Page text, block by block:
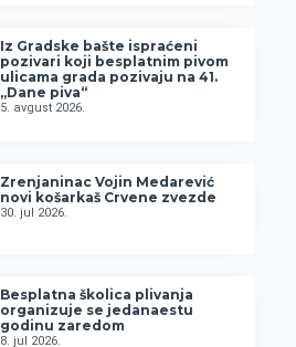
Iz Gradske bašte ispraćeni
pozivari koji besplatnim pivom
ulicama grada pozivaju na 41.
„Dane piva“
5. avgust 2026.
Zrenjaninac Vojin Medarević
novi košarkaš Crvene zvezde
30. jul 2026.
Besplatna školica plivanja
organizuje se jedanaestu
godinu zaredom
8. jul 2026.